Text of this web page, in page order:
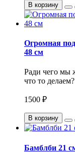
В корзину
Огромная
48 см
Ради чего мы
что то
1500 ₽
В корзину
Бамблби 21